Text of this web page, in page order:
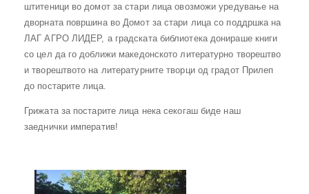
штитеници во домот за стари лица овозможи уредување на
дворната површина во Домот за стари лица со поддршка на
ЛАГ АГРО ЛИДЕР, а градската библиотека донираше книги
со цел да го доближи македонското литературно творештво
и творештвото на литературните творци од градот Прилеп
до постарите лица.
Грижата за постарите лица нека секогаш биде наш
заеднички императив!